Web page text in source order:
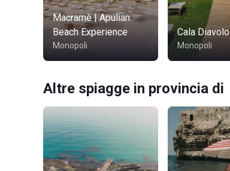
Macramè | Apulian
Beach Experience
Monopoli
Cala Diavolo
Monopoli
Altre spiagge in provincia di